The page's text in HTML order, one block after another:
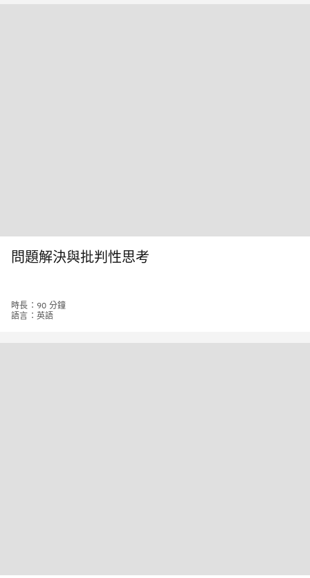
問題解決與批判性思考
時長：90 分鐘
語言：英語